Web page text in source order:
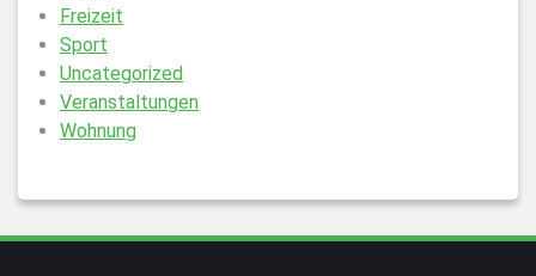
Freizeit
Sport
Uncategorized
Veranstaltungen
Wohnung